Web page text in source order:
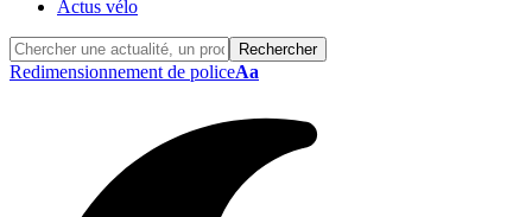
Actus vélo
Redimensionnement de policeAa